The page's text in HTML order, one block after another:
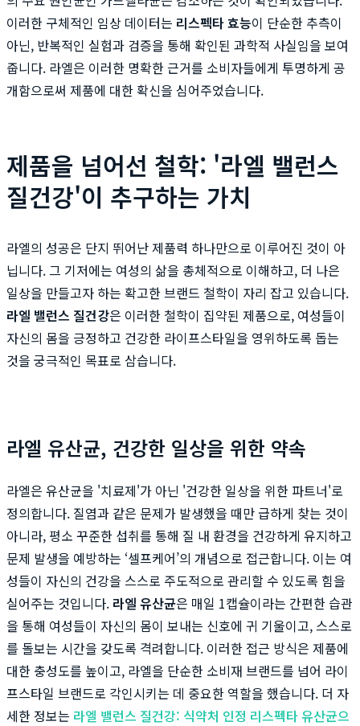
이러한 구체적인 임상 데이터는 리스펙타 효능이 단순한 추측이
아닌, 반복적인 실험과 검증을 통해 확인된 과학적 사실임을 보여
줍니다. 라엘은 이러한 명확한 근거를 소비자들에게 투명하게 공
개함으로써 제품에 대한 확신을 심어주었습니다.
제품을 넘어선 철학: '라엘 밸런스
질건강'이 추구하는 가치
라엘의 성공은 단지 뛰어난 제품력 하나만으로 이루어진 것이 아
닙니다. 그 기저에는 여성의 삶을 총체적으로 이해하고, 더 나은
일상을 만들고자 하는 확고한 브랜드 철학이 자리 잡고 있습니다.
라엘 밸런스 질건강은 이러한 철학이 집약된 제품으로, 여성들이
자신의 몸을 긍정하고 건강한 라이프스타일을 영위하도록 돕는
것을 궁극적인 목표로 삼습니다.
라엘 유산균, 건강한 일상을 위한 약속
라엘은 유산균을 '치료제'가 아닌 '건강한 일상을 위한 파트너'로
정의합니다. 질염과 같은 문제가 발생했을 때만 급하게 찾는 것이
아니라, 평소 꾸준한 섭취를 통해 질 내 환경을 건강하게 유지하고
문제 발생을 예방하는 ‘셀프케어’의 개념으로 접근합니다. 이는 여
성들이 자신의 건강을 스스로 주도적으로 관리할 수 있도록 힘을
실어주는 것입니다. 라엘 유산균은 매일 1캡슐이라는 간편한 습관
을 통해 여성들이 자신의 몸이 보내는 신호에 귀 기울이고, 스스로
를 돌보는 시간을 갖도록 격려합니다. 이러한 접근 방식은 제품에
대한 충성도를 높이고, 라엘을 단순한 소비재 브랜드를 넘어 라이
프스타일 브랜드로 각인시키는 데 중요한 역할을 했습니다. 더 자
세한 정보는 라엘 밸런스 질건강: 식약처 인정 리스펙타 유산균으